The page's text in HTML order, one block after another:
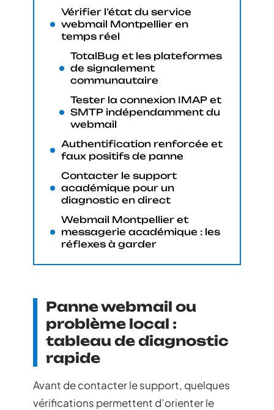
Vérifier l’état du service
webmail Montpellier en
temps réel
TotalBug et les plateformes
de signalement
communautaire
Tester la connexion IMAP et
SMTP indépendamment du
webmail
Authentification renforcée et
faux positifs de panne
Contacter le support
académique pour un
diagnostic en direct
Webmail Montpellier et
messagerie académique : les
réflexes à garder
Panne webmail ou
problème local :
tableau de diagnostic
rapide
Avant de contacter le support, quelques
vérifications permettent d’orienter le